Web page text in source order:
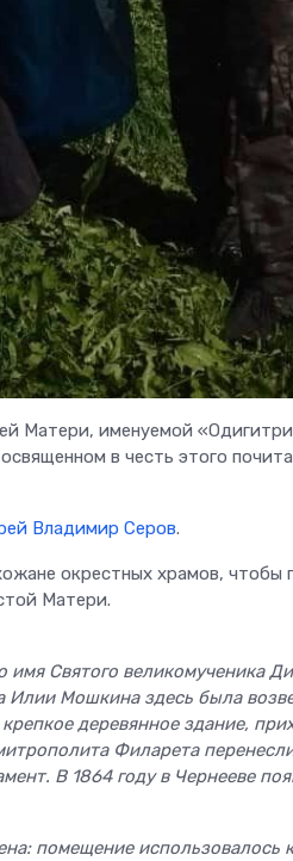
Матери, именуемой
в честь этого
Владимир Серов.
окрестных храмов, чтобы
Матери.
имя Святого великомученика
Илии Мошкина здесь была
деревянное здание,
Филарета
В 1864 году в Чернееве
помещение использовалось